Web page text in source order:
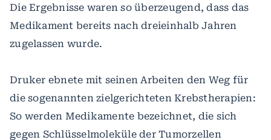
Die Ergebnisse waren so überzeugend, dass das
Medikament bereits nach dreieinhalb Jahren
zugelassen wurde.
Druker ebnete mit seinen Arbeiten den Weg für
die sogenannten zielgerichteten Krebstherapien:
So werden Medikamente bezeichnet, die sich
gegen Schlüsselmoleküle der Tumorzellen